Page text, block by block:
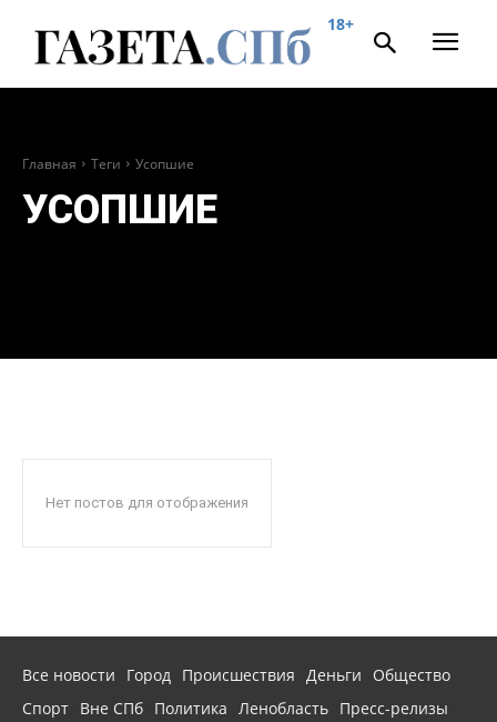
18+
Главная Теги Усопшие
УСОПШИЕ
Нет постов для отображения
Все новости Город Происшествия Деньги
Общество
Спорт Вне СПб Политика Ленобласть Пресс-релизы